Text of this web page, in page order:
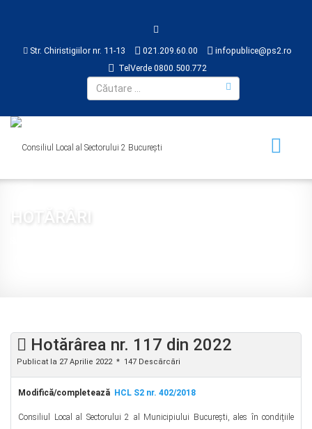
Str. Chiristigiilor nr. 11-13 021.209.60.00
infopublice@ps2.ro
TelVerde 0800.500.772
HOTĂRÂRI
Hotărârea nr. 117 din 2022
Publicat la 27 Aprilie 2022 147 Descărcări
Modifică/completează HCL S2 nr. 402/2018
Consiliul Local al Sectorului 2 al Municipiului Bucureşti, ales în condițiile